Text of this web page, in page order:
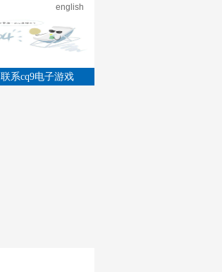
english
联系cq9电子游戏